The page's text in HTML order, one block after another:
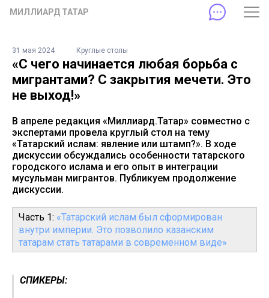
МИЛЛИАРД ТАТАР
31 мая 2024 Круглые столы
«С чего начинается любая борьба с
мигрантами? С закрытия мечети. Это
не выход!»
В апреле редакция «Миллиард.Татар» совместно с
экспертами провела круглый стол на тему
«Татарский ислам: явление или штамп?». В ходе
дискуссии обсуждались особенности татарского
городского ислама и его опыт в интеграции
мусульман мигрантов. Публикуем продолжение
дискуссии.
Часть 1: «Татарский ислам был сформирован
внутри империи. Это позволило казанским
татарам стать татарами в современном виде»
СПИКЕРЫ: